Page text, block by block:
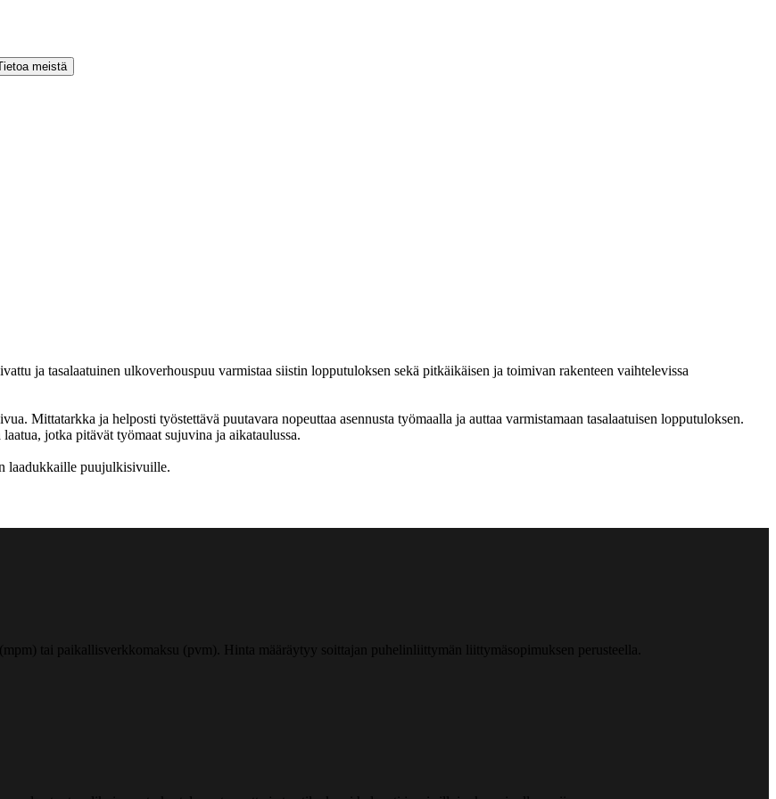
meistä
ja tasalaatuinen ulkoverhouspuu varmistaa siistin lopputuloksen sekä pitkäikäisen ja toimivan rakenteen vaihtelevissa
Mittatarkka ja helposti työstettävä puutavara nopeuttaa asennusta työmaalla ja auttaa varmistamaan tasalaatuisen lopputuloksen.
jotka pitävät työmaat sujuvina ja aikataulussa.
laadukkaille puujulkisivuille.
tai paikallisverkkomaksu (pvm). Hinta määräytyy soittajan puhelinliittymän liittymäsopimuksen perusteella.